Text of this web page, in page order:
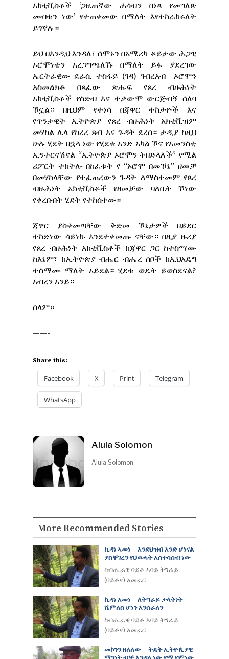
አክቲቪስቶች ‘ጋዜጠኛው ሐሳብን በነጻ የመግለጽ
መብቱን ነው’ የተጠቀመው በማለት እየተከራከሩለት
ይገኛሉ።
ይህ በእንዲህ እንዳለ፣ ሰሞኑን በአሜሪካ ቆይታው ሕጋዊ
ኦሮሞነቴን አረጋግጫለኹ በማለት ይፋ ያደረገው
ኤርትራዊው ደራሲ ተስፋይ (ገዳ) ገብረአብ ኦሮሞን
አስመልክቶ በጻፈው ጽሑፍ የጸረ ብዙሕነት
አክቲቪስቶች የስድብ እና ተቃውሞ ውርጅብኝ ሰለባ
ኾኗል። በዚህም የተነሳ በጃዋር ተከታዮች እና
የጥንታዊት ኢትዮጵያ የጸረ ብዙሕነት አክቲቪዝም
መሃከል ሌላ የከረረ ጸብ እና ጉዳት ደረሰ። ታዲያ ከዚህ
ሁሉ ሂደት በኋላ ነው የሂደቱ አንድ አካል ኾኖ የአመንስቲ
ኢንተርናሽናል “ኢትዮጵያ ኦሮሞን ትበድላለች” የሚል
ሪፖርት ተከትሎ በከፈቱት የ “ኦሮሞ በመኾኔ” ዘመቻ
በመሃከላቸው የተፈጠረውን ጉዳት ለማስተመም የጸረ
ብዙሕነት አክቲቪስቶች የዘመቻው ባለቤት ኾነው
የቀረቡበት ሂደት የተከሰተው።
ጃዋር ያስቀመጣቸው ቅድመ ኾኔታዎች በይደር
ተከድነው ሳይነኩ እንደተቀመጡ ናቸው። በዚያ ዙሪያ
የጸረ ብዙሕነት አክቲቪስቶች ከጃዋር ጋር ከተስማሙ
ከእኔም፣ ከኢትዮጵያ ብሔር ብሔረ ሰቦች ከኢህአዴግ
ተስማሙ ማለት አይደል። ሂደቱ ወዴት ይወስደናል?
አብረን አንይ።
ሰላም።
——-
Share this:
Facebook X Print Telegram
WhatsApp
Alula Solomon
Alula Solomon
More Recommended Stories
ኪዳነ ኣመነ – እንደህዝብ አንድ ሆነናል
ያስቸገረን የህወሓት አስተሳሰብ ነው
ከብሔራዊ ባይቶ ኣባይ ትግራይ
(ባይቶና) አመራር.
ኪዳነ አመነ – ለትግራይ ታላቅነት
ሼምለስ ሆነን እንሰራለን
ከብሔራዊ ባይቶ ኣባይ ትግራይ
(ባይቶና) አመራር.
መኮንን ዘለለው – ትዴት ኢትዮጲያዊ